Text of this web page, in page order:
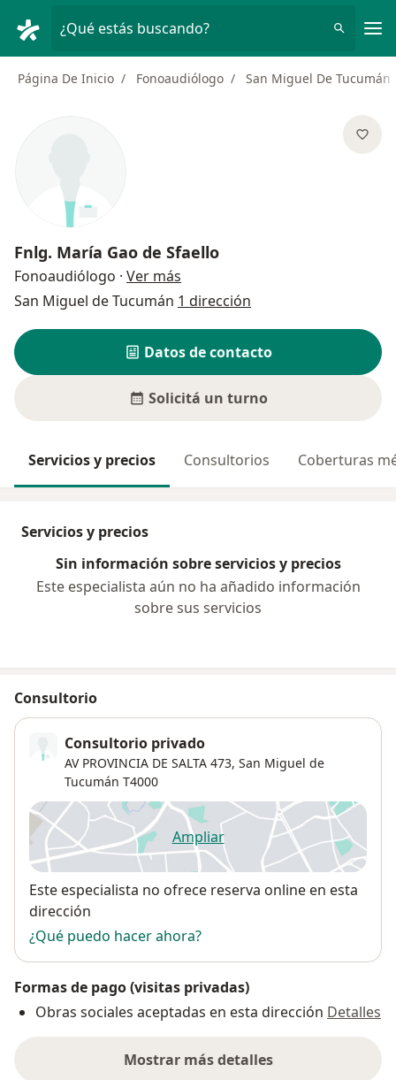
¿Qué estás buscando?
Página De Inicio Fonoaudiólogo San Miguel De Tucumán
Fnlg. María Gao de Sfaello
Fonoaudiólogo · Ver más
San Miguel de Tucumán 1 dirección
Datos de contacto
Solicitá un turno
Servicios y precios Consultorios Coberturas
Servicios y precios
Sin información sobre servicios y precios
Este especialista aún no ha añadido información
sobre sus servicios
Consultorio
Consultorio privado
AV PROVINCIA DE SALTA 473, San Miguel de
Tucumán T4000
Ampliarse abre en una nueva
Disponibilidad
Este especialista no ofrece reserva online en esta
dirección
¿Qué puedo hacer ahora?
Formas de pago (visitas privadas)
Obras sociales aceptadas en esta dirección Detalles
Mostrar más detalles
sobre la dirección